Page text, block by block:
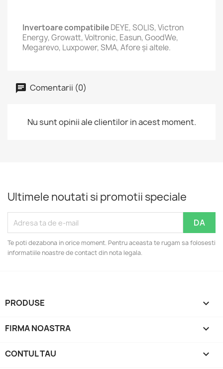
Invertoare compatibileDEYE, SOLIS, Victron
Energy, Growatt, Voltronic, Easun, GoodWe,
Megarevo, Luxpower, SMA, Afore și altele.
Comentarii (0)
Nu sunt opinii ale clientilor in acest moment.
Ultimele noutati si promotii speciale
Te poti dezabona in orice moment. Pentru aceasta te rugam sa folosesti
informatiile noastre de contact din nota legala.
PRODUSE 
FIRMA NOASTRA 
CONTUL TAU 